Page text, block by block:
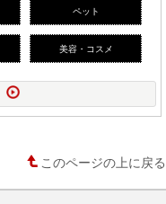
ペット
美容・コスメ
このページの上に戻る